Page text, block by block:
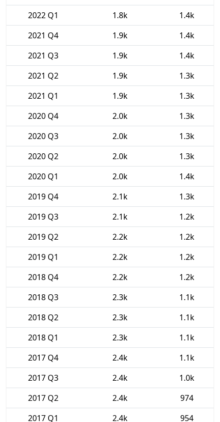
2022 Q1
1.8k
1.4k
2021 Q4
1.9k
1.4k
2021 Q3
1.9k
1.4k
2021 Q2
1.9k
1.3k
2021 Q1
1.9k
1.3k
2020 Q4
2.0k
1.3k
2020 Q3
2.0k
1.3k
2020 Q2
2.0k
1.3k
2020 Q1
2.0k
1.4k
2019 Q4
2.1k
1.3k
2019 Q3
2.1k
1.2k
2019 Q2
2.2k
1.2k
2019 Q1
2.2k
1.2k
2018 Q4
2.2k
1.2k
2018 Q3
2.3k
1.1k
2018 Q2
2.3k
1.1k
2018 Q1
2.3k
1.1k
2017 Q4
2.4k
1.1k
2017 Q3
2.4k
1.0k
2017 Q2
2.4k
974
2017 Q1
2.4k 954